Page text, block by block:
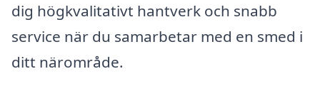
dig högkvalitativt hantverk och snabb
service när du samarbetar med en smed i
ditt närområde.